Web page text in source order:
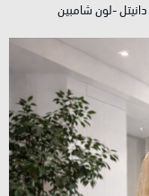
-لون شامبين